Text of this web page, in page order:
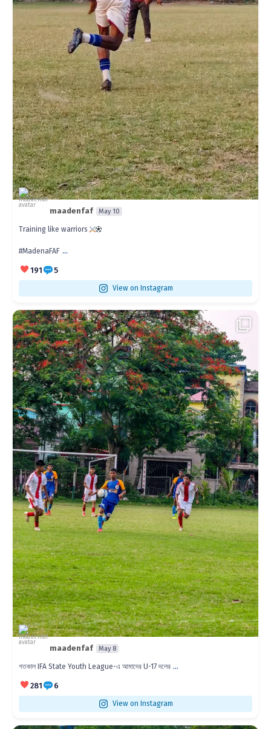
maadenfaf May 10
Training like warriors
#MadenaFAF ...
191 5
View on Instagram
গতকাল IFA State Youth League-এ আমাদের U-17 দলের...
281 6
maadenfaf May 8
গতকাল IFA State Youth League-এ আমাদের U-17 দলের ...
281 6
View on Instagram